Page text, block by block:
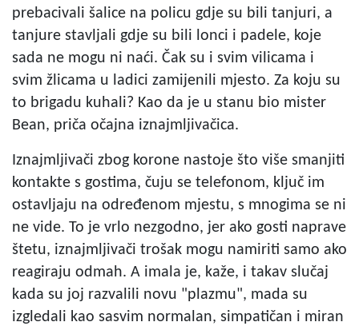
prebacivali šalice na policu gdje su bili tanjuri, a
tanjure stavljali gdje su bili lonci i padele, koje
sada ne mogu ni naći. Čak su i svim vilicama i
svim žlicama u ladici zamijenili mjesto. Za koju su
to brigadu kuhali? Kao da je u stanu bio mister
Bean, priča očajna iznajmljivačica.
Iznajmljivači zbog korone nastoje što više smanjiti
kontakte s gostima, čuju se telefonom, ključ im
ostavljaju na određenom mjestu, s mnogima se ni
ne vide. To je vrlo nezgodno, jer ako gosti naprave
štetu, iznajmljivači trošak mogu namiriti samo ako
reagiraju odmah. A imala je, kaže, i takav slučaj
kada su joj razvalili novu "plazmu", mada su
izgledali kao sasvim normalan, simpatičan i miran